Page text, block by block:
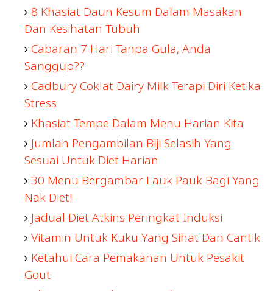
8 Khasiat Daun Kesum Dalam Masakan
Dan Kesihatan Tubuh
Cabaran 7 Hari Tanpa Gula, Anda
Sanggup??
Cadbury Coklat Dairy Milk Terapi Diri Ketika
Stress
Khasiat Tempe Dalam Menu Harian Kita
Jumlah Pengambilan Biji Selasih Yang
Sesuai Untuk Diet Harian
30 Menu Bergambar Lauk Pauk Bagi Yang
Nak Diet!
Jadual Diet Atkins Peringkat Induksi
Vitamin Untuk Kuku Yang Sihat Dan Cantik
Ketahui Cara Pemakanan Untuk Pesakit
Gout